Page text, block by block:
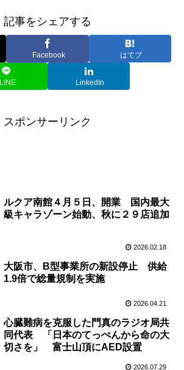
記事をシェアする
Facebook はてブ
LINE LinkedIn
スポンサーリンク
ルクア南館４月５日、開業 国内最大
級キャラゾーン始動、秋に２９店追加
2026.02.18
大阪市、B型事業所の新設停止 供給
1.9倍で総量規制を実施
2026.04.21
心臓難病を克服した門真のラジオ局共
同代表 「日本のてっぺんから命の大
切さを」 富士山頂にAED設置
2026.07.29